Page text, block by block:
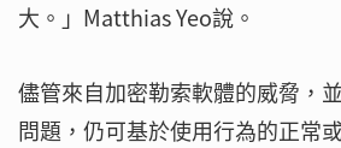
大。」Matthias Yeo說。
儘管來自加密勒索軟體的威脅，
問題，仍可基於使用行為的正常